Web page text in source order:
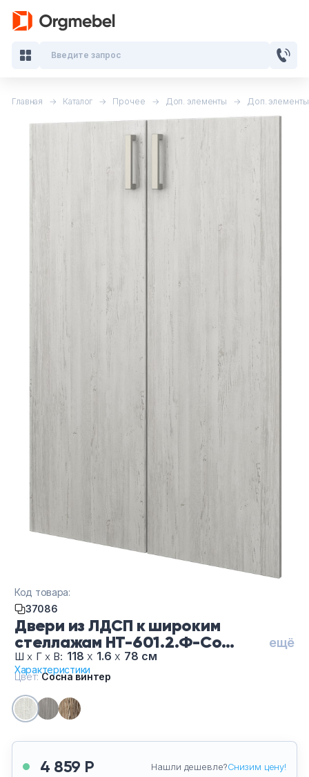
Главная Каталог Прочее Доп. элементы Доп.
Двери из ЛДСП к широким
стеллажам НТ-601.2.Ф-Со
винтер, цвет Сосна винтер
ещё
Ш х Г х В: 118 х 1.6 х 78 см
Характеристики
Код товара:
37086
4 859 Р Нашли дешевле?Снизим цену!
Цвет:Сосна винтер
Введите запрос
Кабинеты руководителя
Мебель для персонала
Столы для переговоров
Офисные кресла и стулья
Офисные столы
Тумбы офисные
Офисные шкафы
Офисные диваны
Сейфы и металлическая мебель
Обеденная зона
Искусственные растения